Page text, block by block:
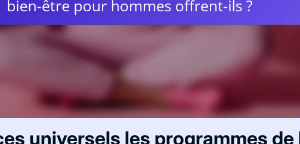
universels les programmes de